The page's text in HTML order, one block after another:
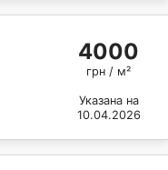
4000
грн / м²
Указана на
10.04.2026